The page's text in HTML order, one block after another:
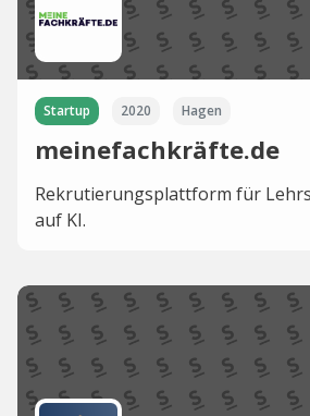
Startup 2020 Hagen
meinefachkräfte.de
Rekrutierungsplattform für
auf KI.